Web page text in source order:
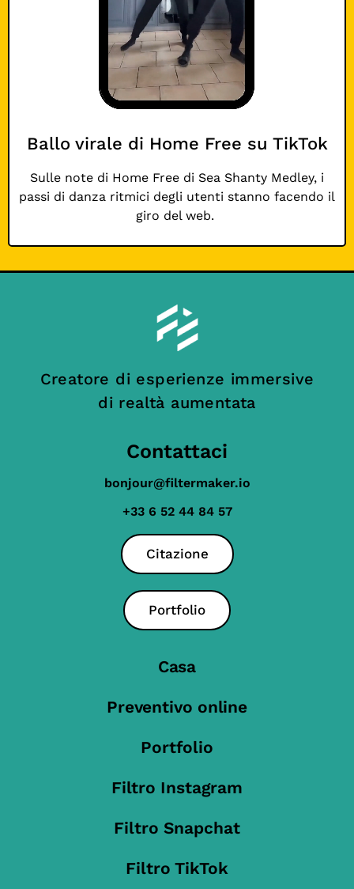
Ballo virale di Home Free su TikTok
Sulle note di Home Free di Sea Shanty Medley, i
passi di danza ritmici degli utenti stanno facendo il
giro del web.
Creatore di esperienze immersive
di realtà aumentata
Contattaci
bonjour@filtermaker.io
+33 6 52 44 84 57
Citazione
Portfolio
Casa
Preventivo online
Portfolio
Filtro Instagram
Filtro Snapchat
Filtro TikTok